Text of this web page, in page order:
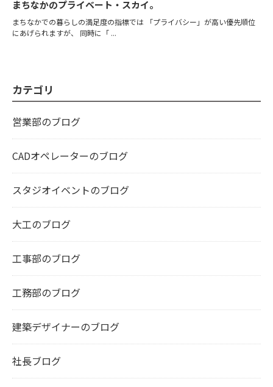
まちなかのプライベート・スカイ。
まちなかでの暮らしの満足度の指標では 「プライバシー」が高い優先順位
にあげられますが、 同時に「 ...
カテゴリ
営業部のブログ
CADオペレーターのブログ
スタジオイベントのブログ
大工のブログ
工事部のブログ
工務部のブログ
建築デザイナーのブログ
社長ブログ